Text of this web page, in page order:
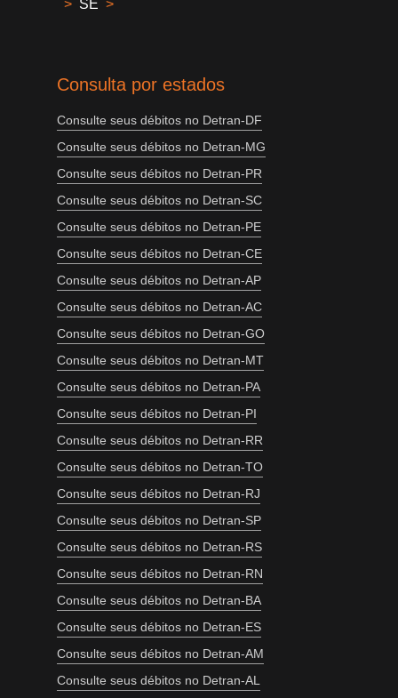
> SE >
Consulta por estados
Consulte seus débitos no Detran-DF
Consulte seus débitos no Detran-MG
Consulte seus débitos no Detran-PR
Consulte seus débitos no Detran-SC
Consulte seus débitos no Detran-PE
Consulte seus débitos no Detran-CE
Consulte seus débitos no Detran-AP
Consulte seus débitos no Detran-AC
Consulte seus débitos no Detran-GO
Consulte seus débitos no Detran-MT
Consulte seus débitos no Detran-PA
Consulte seus débitos no Detran-PI
Consulte seus débitos no Detran-RR
Consulte seus débitos no Detran-TO
Consulte seus débitos no Detran-RJ
Consulte seus débitos no Detran-SP
Consulte seus débitos no Detran-RS
Consulte seus débitos no Detran-RN
Consulte seus débitos no Detran-BA
Consulte seus débitos no Detran-ES
Consulte seus débitos no Detran-AM
Consulte seus débitos no Detran-AL